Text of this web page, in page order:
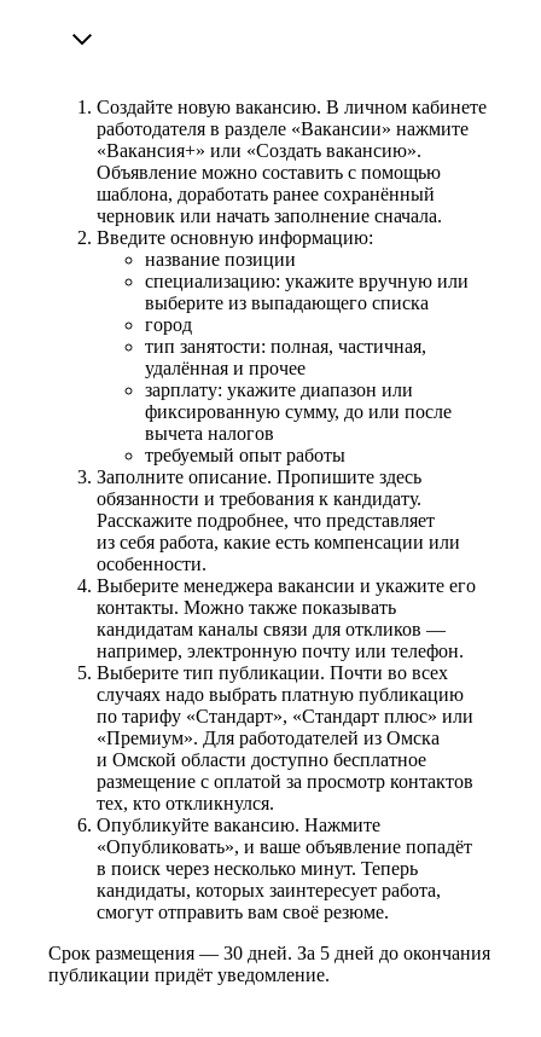
Создайте новую вакансию. В личном кабинете
работодателя в разделе «Вакансии» нажмите
«Вакансия+» или «Создать вакансию».
Объявление можно составить с помощью
шаблона, доработать ранее сохранённый
черновик или начать заполнение сначала.
Введите основную информацию:
название позиции
специализацию: укажите вручную или
выберите из выпадающего списка
город
тип занятости: полная, частичная,
удалённая и прочее
зарплату: укажите диапазон или
фиксированную сумму, до или после
вычета налогов
требуемый опыт работы
Заполните описание. Пропишите здесь
обязанности и требования к кандидату.
Расскажите подробнее, что представляет
из себя работа, какие есть компенсации или
особенности.
Выберите менеджера вакансии и укажите его
контакты. Можно также показывать
кандидатам каналы связи для откликов —
например, электронную почту или телефон.
Выберите тип публикации. Почти во всех
случаях надо выбрать платную публикацию
по тарифу «Стандарт», «Стандарт плюс» или
«Премиум». Для работодателей из Омска
и Омской области доступно бесплатное
размещение с оплатой за просмотр контактов
тех, кто откликнулся.
Опубликуйте вакансию. Нажмите
«Опубликовать», и ваше объявление попадёт
в поиск через несколько минут. Теперь
кандидаты, которых заинтересует работа,
смогут отправить вам своё резюме.
Срок размещения — 30 дней. За 5 дней до окончания
публикации придёт уведомление.